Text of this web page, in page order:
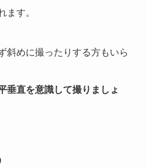
ます。
斜めに撮ったりする方もいら
垂直を意識して撮りましょ